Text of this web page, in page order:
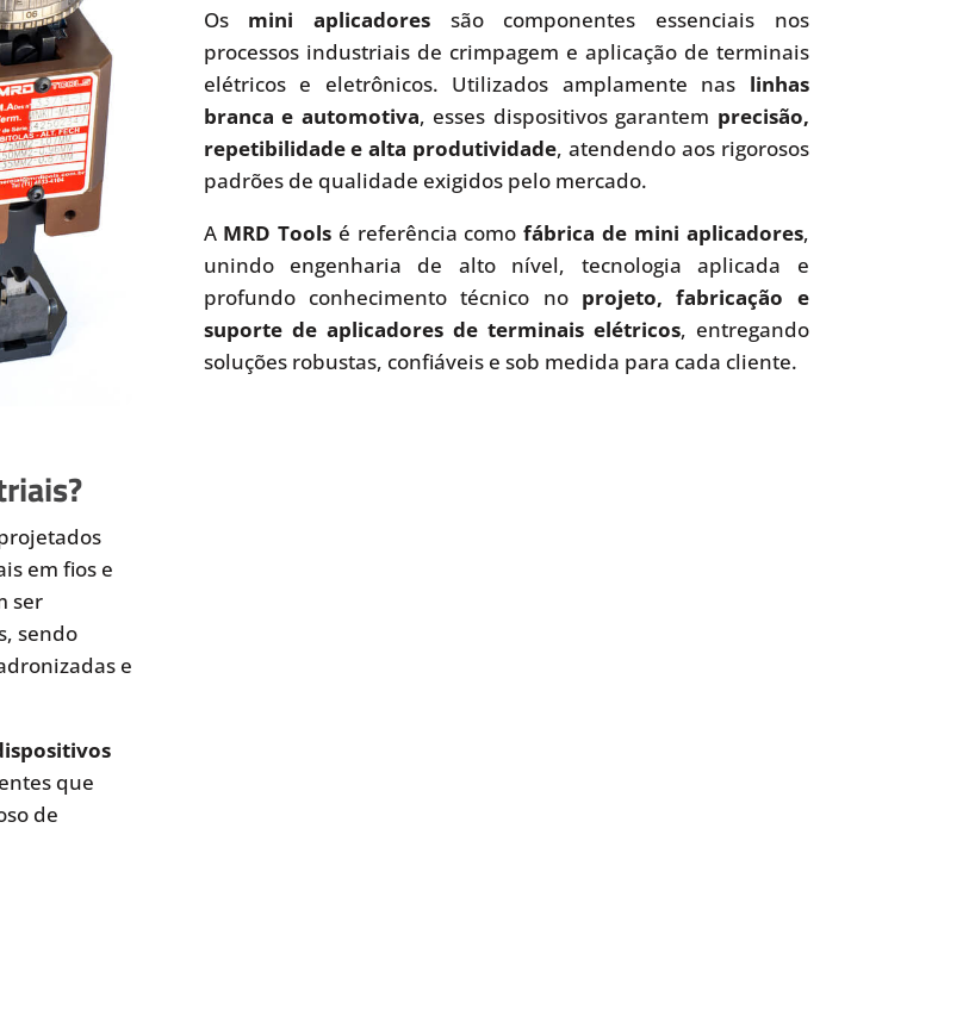
Os mini aplicadoressão componentes essenciais nos
processos industriais de crimpagem e aplicação de terminais
elétricos e eletrônicos. Utilizados amplamente nas linhas
branca e automotiva, esses dispositivos garantem precisão,
repetibilidade e alta produtividade, atendendo aos rigorosos
padrões de qualidade exigidos pelo mercado.
A MRD Tools é referência comofábrica de mini aplicadores,
unindo engenharia de alto nível, tecnologia aplicada e
profundo conhecimento técnico no projeto, fabricação e
suporte de aplicadores de terminais elétricos, entregando
soluções robustas, confiáveis e sob medida para cada cliente.
em fios e
ser
sendo
e
que
de